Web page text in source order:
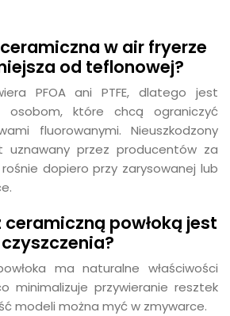
w air fryerze
od teflonowej?
PFOA ani PTFE, dlatego jest
osobom, które chcą ograniczyć
fluorowanymi. Nieuszkodzony
uznawany przez producentów za
dopiero przy zarysowanej lub
ceramiczną powłoką jest
ma naturalne właściwości
minimalizuje przywieranie resztek
modeli można myć w zmywarce.